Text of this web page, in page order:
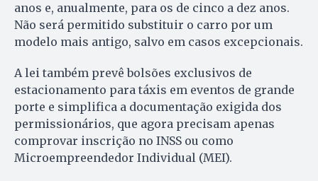
anos e, anualmente, para os de cinco a dez anos.
Não será permitido substituir o carro por um
modelo mais antigo, salvo em casos excepcionais.
A lei também prevê bolsões exclusivos de
estacionamento para táxis em eventos de grande
porte e simplifica a documentação exigida dos
permissionários, que agora precisam apenas
comprovar inscrição no INSS ou como
Microempreendedor Individual (MEI).